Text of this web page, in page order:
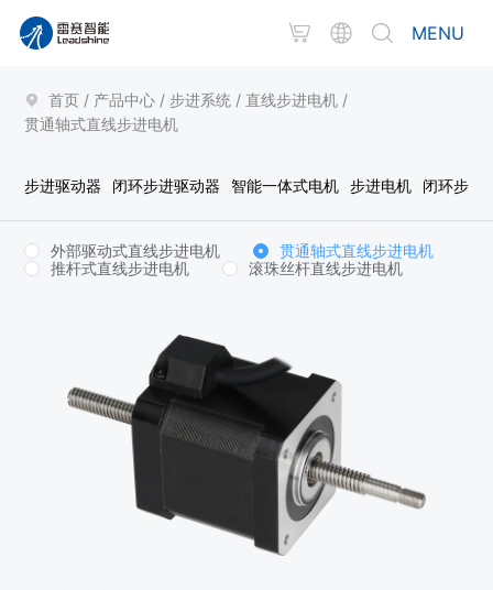
MENU
首页 / 产品中心 / 步进系统 / 直线步进电机 /
贯通轴式直线步进电机
步进驱动器 闭环步进驱动器 智能一体式电机 步进电机 闭环步进
外部驱动式直线步进电机
贯通轴式直线步进电机
推杆式直线步进电机
滚珠丝杆直线步进电机